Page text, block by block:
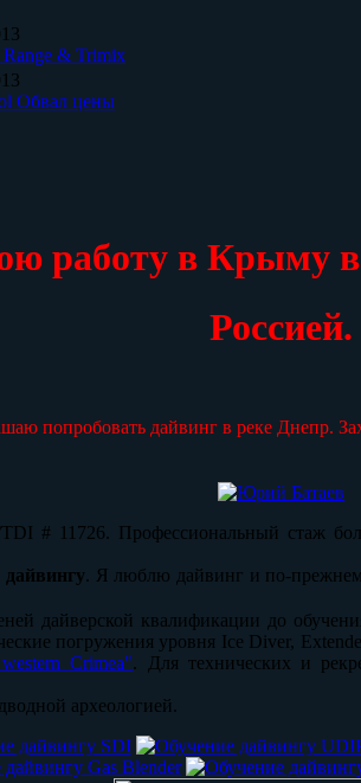
& Trimix
Обвал цены
работу в Крыму
Россией.
попробовать дайвинг в реке Днепр.
# 11726. Профессиональный стаж
дайвингу. Я люблю дайвинг и по-
дайверской квалификации до
погружения уровня Ice Diver,
Crimea". Для технических и
археологией.